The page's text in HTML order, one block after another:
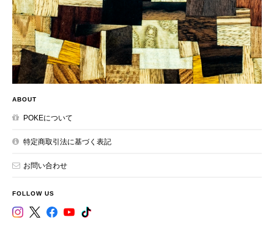
ABOUT
POKEについて
特定商取引法に基づく表記
お問い合わせ
FOLLOW US